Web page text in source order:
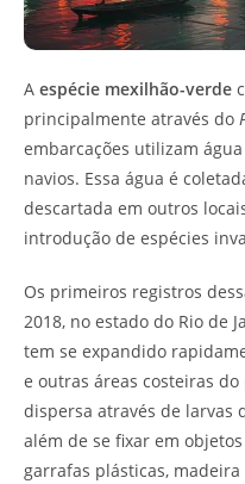
A espécie mexilhão-verde
principalmente através do
embarcações utilizam
navios. Essa água é
descartada em outros
introdução de espécies
Os primeiros registros
2018, no estado do Rio de
tem se expandido
e outras áreas costeiras
dispersa através de larvas
além de se fixar em
garrafas plásticas, madeira